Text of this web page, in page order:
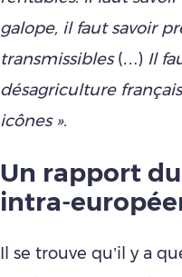
galope, il faut savoir
transmissibles(…) Il
désagriculture
icônes ».
Un rapport
intra-
Il se trouve qu’il y a